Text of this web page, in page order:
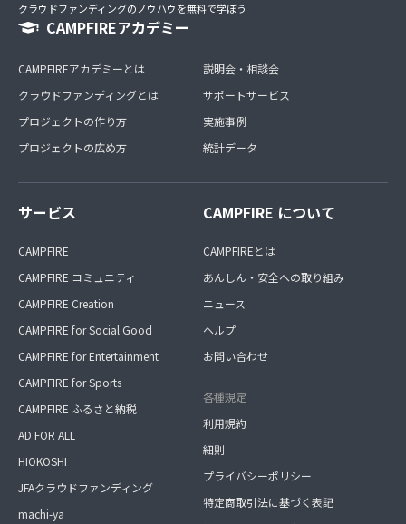
クラウドファンディングのノウハウを無料で学ぼう
CAMPFIREアカデミー
CAMPFIREアカデミーとは
クラウドファンディングとは
プロジェクトの作り方
プロジェクトの広め方
説明会・相談会
サポートサービス
実施事例
統計データ
サービス
CAMPFIRE
CAMPFIRE コミュニティ
CAMPFIRE Creation
CAMPFIRE for Social Good
CAMPFIRE for Entertainment
CAMPFIRE for Sports
CAMPFIRE ふるさと納税
AD FOR ALL
HIOKOSHI
JFAクラウドファンディング
machi-ya
CAMPFIRE について
CAMPFIREとは
あんしん・安全への取り組み
ニュース
ヘルプ
お問い合わせ
各種規定
利用規約
細則
プライバシーポリシー
特定商取引法に基づく表記